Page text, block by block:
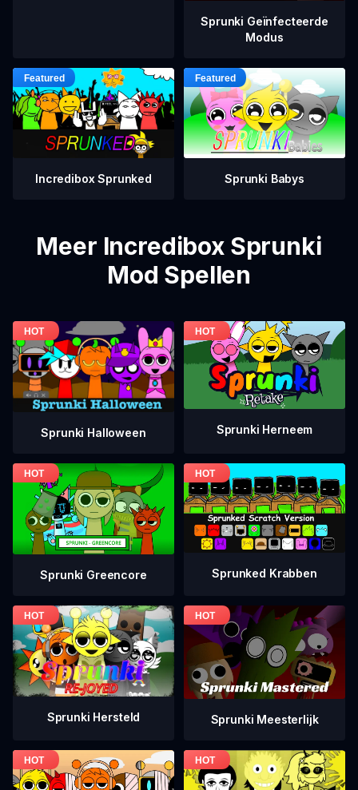
Sprunki Geïnfecteerde
Modus
Incredibox Sprunked Sprunki Babys
Meer Incredibox Sprunki
Mod Spellen
Sprunki Halloween Sprunki Herneem
Sprunki Greencore Sprunked Krabben
Sprunki Hersteld Sprunki Meesterlijk